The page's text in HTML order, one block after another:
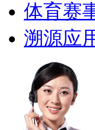
体育赛
溯源应